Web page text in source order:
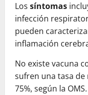
Los síntomas
infección
pueden
inflamación
No existe vacuna
sufren una tasa de
75%, según la OMS.